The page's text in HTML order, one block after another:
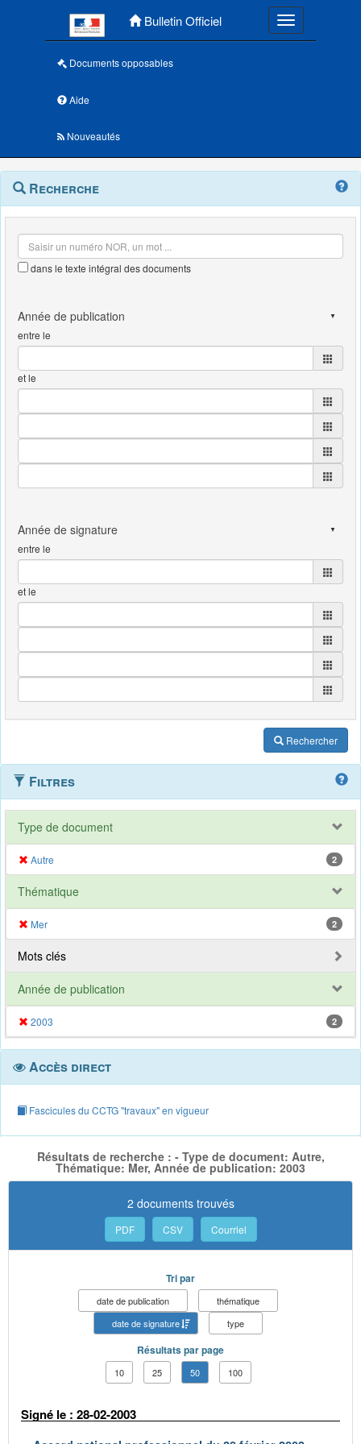
Bulletin Officiel Toggle
Documents opposables
Aide
Nouveautés
Navigation
outils
Menu
contextuel
Recherche
dans le texte intégral des documents
entre le
et le
entre le
et le
Rechercher
Filtres
Type de document
Autre 2
Thématique
Mer 2
Mots clés
Année de publication
2003 2
Accès direct
Fascicules du CCTG "travaux" en vigueur
Résultats de recherche : - Type de document: Autre,
Thématique: Mer, Année de publication: 2003
2 documents trouvés
PDF CSV Courriel
Tri par
date de publication
thématique
date de signature
type
Résultats par page
10 25 50 100
Signé le : 28-02-2003